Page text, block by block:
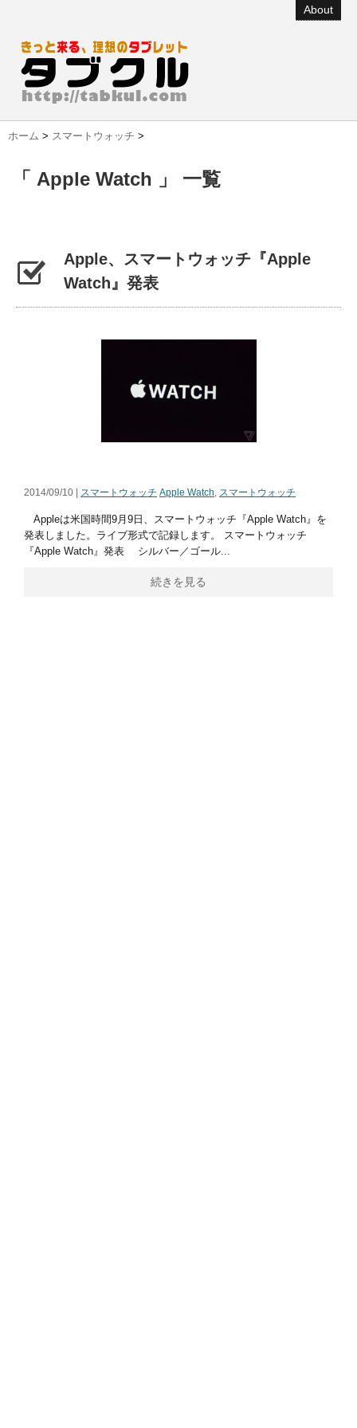
About
ホーム > スマートウォッチ >
「 Apple Watch 」 一覧
Apple、スマートウォッチ『Apple
Watch』発表
2014/09/10 | スマートウォッチ Apple Watch, スマートウォッチ
Appleは米国時間9月9日、スマートウォッチ『Apple Watch』を
発表しました。ライブ形式で記録します。 スマートウォッチ
『Apple Watch』発表 シルバー／ゴール...
続きを見る